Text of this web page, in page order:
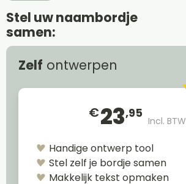
Stel uw naambordje
samen:
Zelf ontwerpen
€23,95
Incl. BTW
Handige ontwerp tool
Stel zelf je bordje samen
Makkelijk tekst opmaken